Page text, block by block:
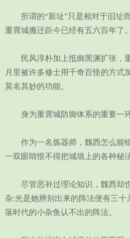
所谓的“新址”只是相对于旧址而
重霄城搬迁距今已经有五六百年了。
民风淳朴加上抵御黑渊扩张，
月里被许多修士用千奇百怪的方式
莫名其妙的功能。
身为重霄城防御体系的重要一环
作为一名炼器师，魏西怎么能错
一双眼睛恨不得把城墙上的各种秘
尽管恶补过理论知识，魏西却
杂:光是她辨别出来的阵法便有三十
落时代的小杂鱼认不出的阵法。